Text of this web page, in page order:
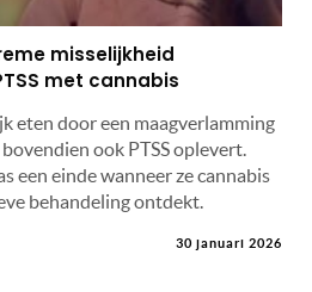
misselijkheid
met cannabis
eten door een maagverlamming
ook PTSS oplevert.
een einde wanneer ze cannabis
behandeling ontdekt.
30 januari 2026